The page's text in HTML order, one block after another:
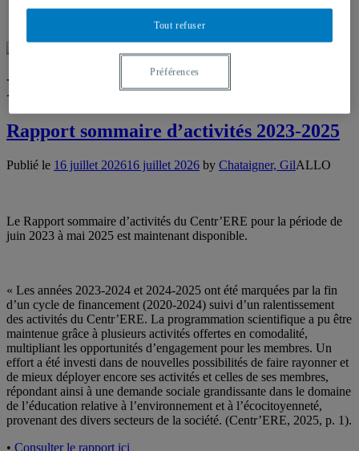
Rapports d’activités
Rapport sommaire d’activités 2023-2025
Publié le 16 juillet 202616 juillet 2026 by Chataigner, GilALLO
Le Rapport sommaire d’activités du Centr’ERE pour la période de
juin 2023 à mai 2025 est maintenant disponible.
« Les années 2023-2024 et 2024-2025 ont été marquées par la fin
d’un cycle de financement (2020-2024) suivi d’un ralentissement
des activités du Centr’ERE. La programmation scientifique a pu être
maintenue grâce à plusieurs activités offertes en comodalité,
multipliant les opportunités d’engagement pour les membres. Un
effort a été investi dans de nouvelles possibilités de faire rayonner et
de mieux déployer encore ses activités et celles de ses membres,
répondant ainsi à une demande sociale grandissante dans le domaine
de l’éducation relative à l’environnement et à l’écocitoyenneté,
provenant des divers secteurs de la société. (Centr’ERE, 2025, p. 1).
• Consulter le rapport ici
Tout refuser
Préférences